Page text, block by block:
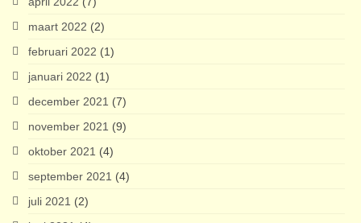
maart 2022 (2)
februari 2022 (1)
januari 2022 (1)
december 2021 (7)
november 2021 (9)
oktober 2021 (4)
september 2021 (4)
juli 2021 (2)